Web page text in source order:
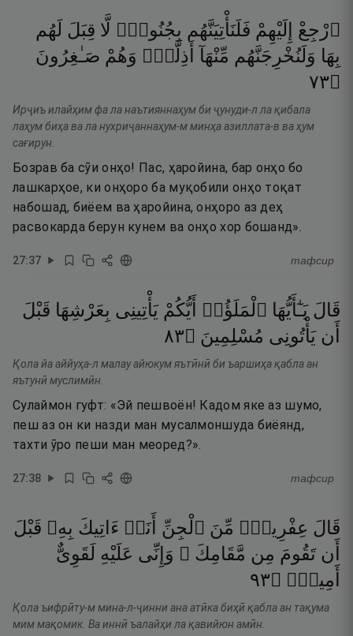
ٱرْجِعْ إِلَيْهِمْ فَلَنَأْتِيَنَّهُم بِجُنُودٍۢ لَّا قِبَلَ لَهُم
بِهَا وَلَنُخْرِجَنَّهُم مِّنْهَآ أَذِلَّةًۭ وَهُمْ صَـٰغِرُونَ
۝٣٧
Ирҷиъ илайҳим фа ла наътияннаҳум би ҷунуди-л ла қибала
лаҳум биҳа ва ла нухриҷаннаҳум-м минҳа азиллата-в ва ҳум
сағирун.
Бозрав ба сӯи онҳо! Пас, ҳаройина, бар онҳо бо
лашкарҳое, ки онҳоро ба муқобили онҳо тоқат
набошад, биёем ва ҳаройина, онҳоро аз деҳ
расвокарда берун кунем ва онҳо хор бошанд».
27:37 тафсир
قَالَ يَـٰٓأَيُّهَا ٱلْمَلَؤُا۟ أَيُّكُمْ يَأْتِينِى بِعَرْشِهَا قَبْلَ
أَن يَأْتُونِى مُسْلِمِينَ ۝٣٨
Қола йа аййуҳа-л малау айюкум яътӣнӣ би ъаршиҳа қабла ан
яътунӣ муслимӣн.
Сулаймон гуфт: «Эй пешвоён! Кадом яке аз шумо,
пеш аз он ки назди ман мусалмоншуда биёянд,
тахти ӯро пеши ман меоред?».
27:38 тафсир
قَالَ عِفْرِيتٌۭ مِّنَ ٱلْجِنِّ أَنَا۠ ءَاتِيكَ بِهِۦ قَبْلَ
أَن تَقُومَ مِن مَّقَامِكَ ۖ وَإِنِّى عَلَيْهِ لَقَوِىٌّ
أَمِينٌۭ ۝٣٩
Қола ъифрӣту-м мина-л-ҷинни ана атӣка биҳӣ қабла ан тақума
мим мақомик. Ва иннӣ ъалайҳи ла қавийюн амӣн.